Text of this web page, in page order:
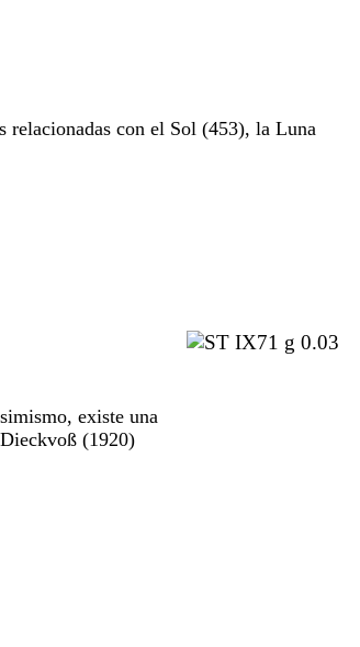
relacionadas con el Sol (453), la Luna
existe una
(1920)